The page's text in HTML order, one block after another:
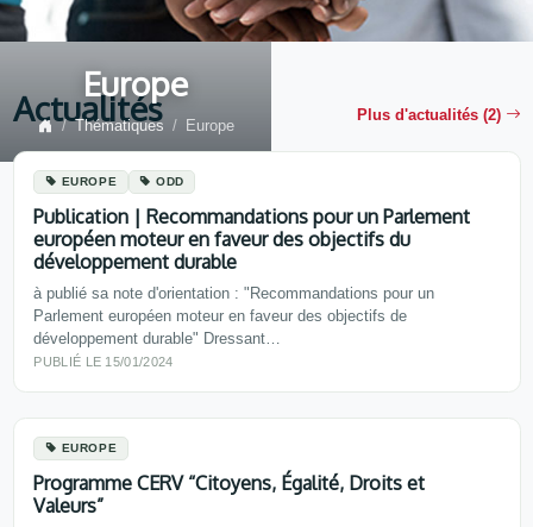
Europe
Thématiques Europe
Actualités Plus d'actualités (2)
EUROPE ODD
Publication | Recommandations pour un Parlement
européen moteur en faveur des objectifs du
développement durable
à publié sa note d'orientation : "Recommandations pour un
Parlement européen moteur en faveur des objectifs de
développement durable" Dressant…
PUBLIÉ LE 15/01/2024
EUROPE
Programme CERV “Citoyens, Égalité, Droits et
Valeurs”